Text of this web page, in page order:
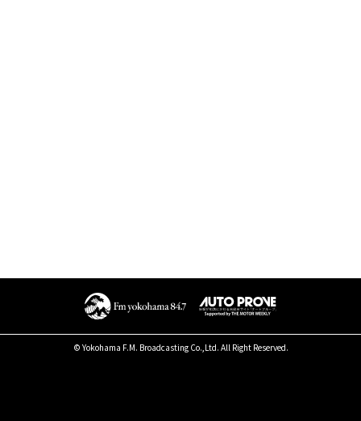
© Yokohama F.M. Broadcasting Co.,Ltd. All Right Reserved.